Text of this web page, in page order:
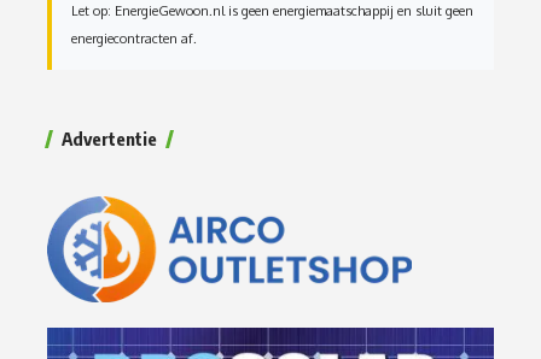
Let op: EnergieGewoon.nl is geen energiemaatschappij en sluit geen
energiecontracten af.
Advertentie